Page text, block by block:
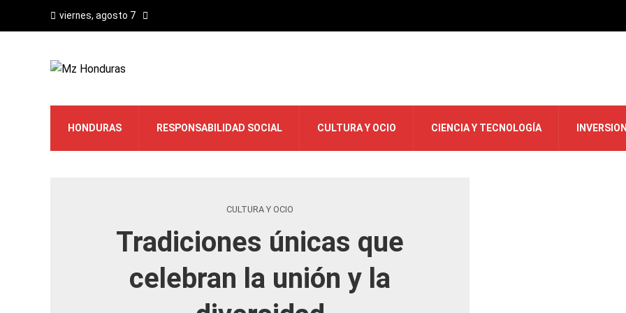
viernes, agosto 7
HONDURAS RESPONSABILIDAD SOCIAL CULTURA Y OCIO CIENCIA Y TECNOLOGÍA
CULTURA Y OCIO
Tradiciones únicas que
celebran la unión y la